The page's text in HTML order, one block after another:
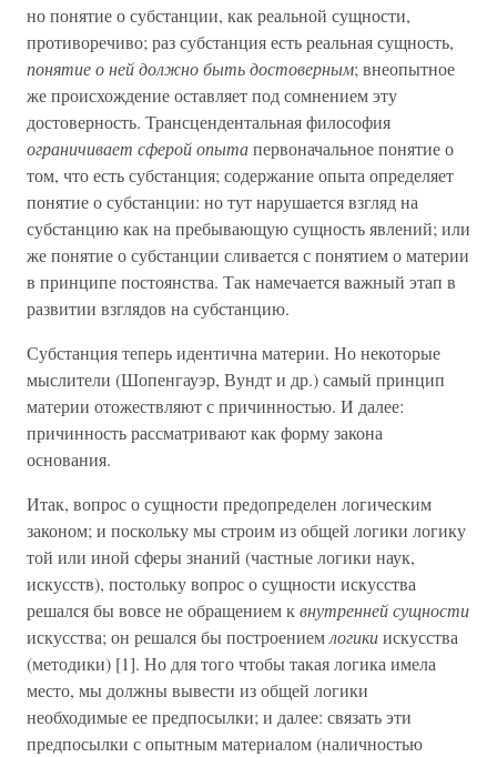
но понятие о субстанции, как реальной сущности,
противоречиво; раз субстанция есть реальная сущность,
понятие о ней должно быть достоверным; внеопытное
же происхождение оставляет под сомнением эту
достоверность. Трансцендентальная философия
ограничивает сферой опытапервоначальное понятие о
том, что есть субстанция; содержание опыта определяет
понятие о субстанции: но тут нарушается взгляд на
субстанцию как на пребывающую сущность явлений; или
же понятие о субстанции сливается с понятием о материи
в принципе постоянства. Так намечается важный этап в
развитии взглядов на субстанцию.
Субстанция теперь идентична материи. Но некоторые
мыслители (Шопенгауэр, Вундт и др.) самый принцип
материи отожествляют с причинностью. И далее:
причинность рассматривают как форму закона
основания.
Итак, вопрос о сущности предопределен логическим
законом; и поскольку мы строим из общей логики логику
той или иной сферы знаний (частные логики наук,
искусств), постольку вопрос о сущности искусства
решался бы вовсе не обращением квнутренней сущности
искусства; он решался бы построениемлогикиискусства
(методики) [1]. Но для того чтобы такая логика имела
место, мы должны вывести из общей логики
необходимые ее предпосылки; и далее: связать эти
предпосылки с опытным материалом (наличностью